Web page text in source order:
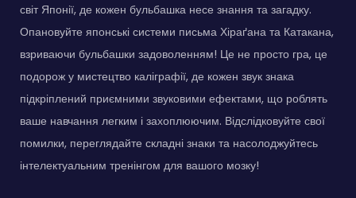
світ Японії, де кожен бульбашка несе знання та загадку.
Опановуйте японські системи письма Хіраґана та Катакана,
взриваючи бульбашки задоволенням! Це не просто гра, це
подорож у мистецтво каліграфії, де кожен звук знака
підкріплений приємними звуковими ефектами, що роблять
ваше навчання легким і захоплюючим. Відслідковуйте свої
помилки, переглядайте складні знаки та насолоджуйтесь
інтелектуальним тренінгом для вашого мозку!